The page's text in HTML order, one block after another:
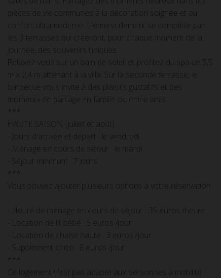
pièces de vie communes à la décoration soignée et au
confort ultramoderne. L'émerveillement se complète par
les 3 terrasses qui créeront, pour chaque moment de la
Relaxez-vous sur un bain de soleil et profitez du spa de 5,5
m x 2,4 m attenant à la villa. Sur la seconde terrasse, le
barbecue vous invite à des plaisirs gustatifs et des
moments de partage en famille ou entre amis.
***
HAUTE SAISON (juillet et août) :
- Jours d'arrivée et départ : le vendredi
- Ménage en cours de séjour : le mardi
- Séjour minimum : 7 jours
***
Vous pouvez ajouter plusieurs options à votre réservation
- Heure de ménage en cours de séjour : 35 euros /heure
- Location de lit bébé : 5 euros /jour
- Location de chaise haute : 3 euros /jour
- Supplément chien : 8 euros /jour
***
Ce logement n'est pas adapté aux personnes à mobilité